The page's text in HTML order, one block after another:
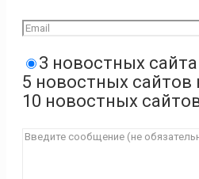
3 новостных
5 новостных сайтов
10 новостных